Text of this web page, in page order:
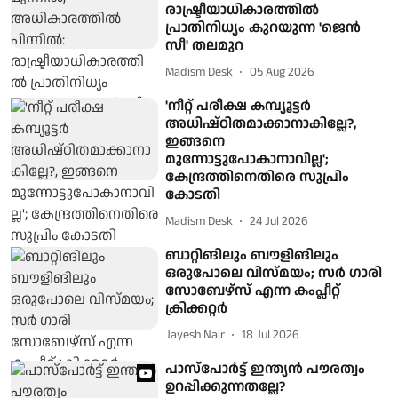
രാഷ്ട്രീയാധികാരത്തില്‍
പ്രാതിനിധ്യം കുറയുന്ന 'ജെന്‍
സീ' തലമുറ
Madism Desk 05 Aug 2026
'നീറ്റ് പരീക്ഷ കമ്പ്യൂട്ടർ
അധിഷ്ഠിതമാക്കാനാകില്ലേ?,
ഇങ്ങനെ
മുന്നോട്ടുപോകാനാവില്ല';
കേന്ദ്രത്തിനെതിരെ സുപ്രിം
കോടതി
Madism Desk 24 Jul 2026
ബാറ്റിങിലും ബൗളിങിലും
ഒരുപോലെ വിസ്മയം; സർ ഗാരി
സോബേഴ്സ് എന്ന കംപ്ലീറ്റ്
ക്രിക്കറ്റർ
Jayesh Nair 18 Jul 2026
പാസ്‌പോര്‍ട്ട് ഇന്ത്യന്‍ പൗരത്വം
ഉറപ്പിക്കുന്നതല്ലേ?